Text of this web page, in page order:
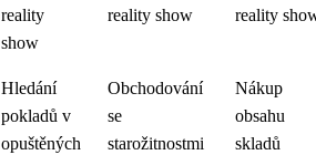
reality
show
reality show
reality
Hledání
pokladů v
opuštěných
Obchodování
se
starožitnostmi
Nákup
obsahu
skladů